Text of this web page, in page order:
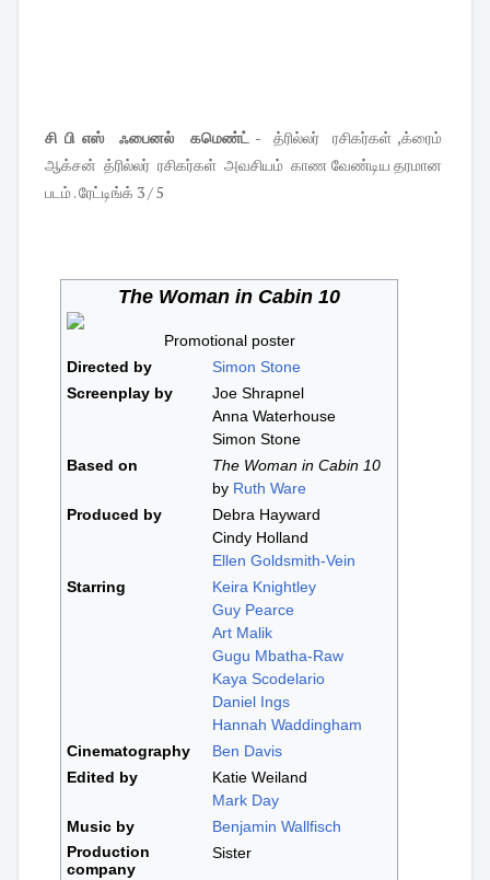
சி பி எஸ் ஃபைனல் கமெண்ட்- த்ரில்லர் ரசிகர்கள் ,க்ரைம்
ஆக்சன் த்ரில்லர் ரசிகர்கள் அவசியம் காண வேண்டிய தரமான
படம் . ரேட்டிங்க் 3 / 5
The Woman in Cabin 10
Promotional poster
Directed by
Simon Stone
Screenplay by
Joe Shrapnel
Anna Waterhouse
Simon Stone
Based on
The Woman in Cabin 10
by Ruth Ware
Produced by
Debra Hayward
Cindy Holland
Ellen Goldsmith-Vein
Starring
Keira Knightley
Guy Pearce
Art Malik
Gugu Mbatha-Raw
Kaya Scodelario
Daniel Ings
Hannah Waddingham
Cinematography
Ben Davis
Edited by
Katie Weiland
Mark Day
Music by
Benjamin Wallfisch
Production
company
Sister